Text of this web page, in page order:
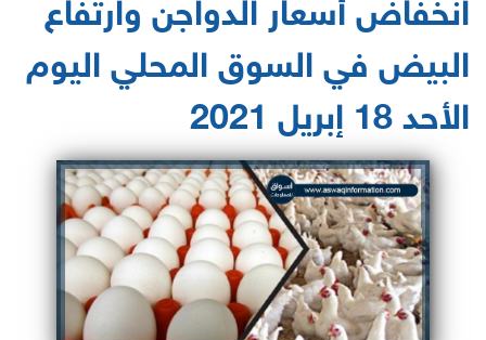
البيض في السوق المحلي اليوم
الأحد 18 إبريل 2021